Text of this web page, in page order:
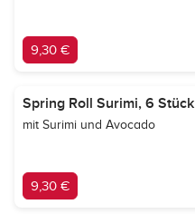
9,30 €
Spring Roll Surimi, 6 Stück
mit Surimi und Avocado
9,30 €